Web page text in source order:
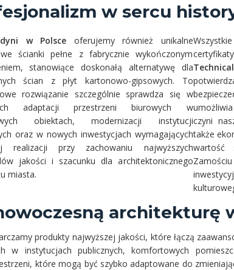
w sercu
w Polsce oferujemy również unikalne
ścianki pełne z fabrycznie wykończonym
stanowiące doskonałą alternatywę dla
ścian z płyt kartonowo-gipsowych. To
rozwiązanie szczególnie sprawdza się w
adaptacji przestrzeni biurowych w
obiektach, modernizacji instytucji
oraz w nowych inwestycjach wymagających
realizacji przy zachowaniu najwyższych
jakości i szacunku dla architektonicznego
miasta.
czyni
także
wartość
architekturę
produkty najwyższej jakości, które łączą
w instytucjach publicznych, komfortowych
które mogą być szybko adaptowane do